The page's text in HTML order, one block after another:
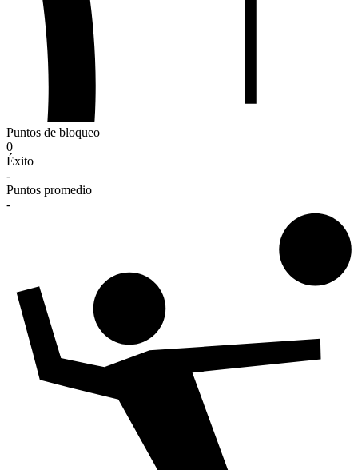
Puntos de bloqueo
0
Éxito
-
Puntos promedio
-